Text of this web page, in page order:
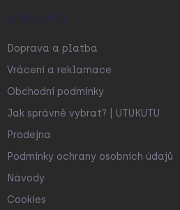
O NÁKUPU
Doprava a platba
Vrácení a reklamace
Obchodní podmínky
Jak správně vybrat? | UTUKUTU
Prodejna
Podmínky ochrany osobních údajů
Návody
Cookies